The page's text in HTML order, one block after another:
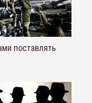
поставлять